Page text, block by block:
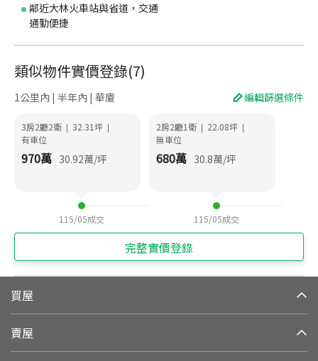
鄰近大林火車站與省道，交通
通勤便捷
類似物件實價登錄(7)
1公里內 | 半年內 | 華廈 編輯篩選條件
3房2廳2衛 | 32.31坪 |
有車位
970萬 30.92萬/坪
115/05成交
2房2廳1衛 | 22.08坪 |
無車位
680萬 30.8萬/坪
115/05成交
完整實價登錄
買屋
賣屋